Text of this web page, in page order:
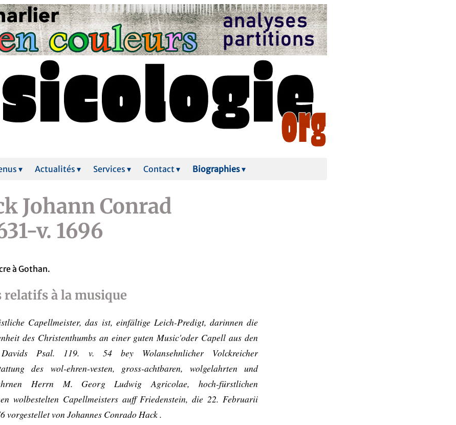
▾ Actualités ▾ Services ▾ Contact ▾ Biographies▾
Johann Conrad
v. 1696
à Gothan.
relatifs à la musique
Capellmeister, das ist, einfältige Leich-Predigt, darinnen die
des Christenthumbs an einer guten Music'oder Capell aus den
Psal. 119. v. 54 bey Wolansehnlicher Volckreicher
des wol-ehren-vesten, gross-achtbaren, wolgelahrten und
Herrn M. Georg Ludwig Agricolae, hoch-fürstlichen
wolbestelten Capellmeisters auff Friedenstein, die 22. Februarii
vorgestellet von Johannes Conrado Hack .